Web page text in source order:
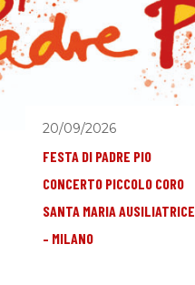
20/09/2026
FESTA DI PADRE PIO
CONCERTO PICCOLO CORO
SANTA MARIA AUSILIATRICE
– MILANO